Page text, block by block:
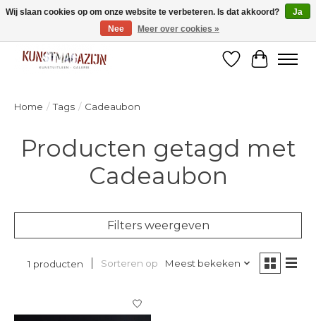
Welkom bij de designshop van Kunstmagazijn Nijmegen!
Verlanglijst
Home / Tags / Cadeaubon
Producten getagd met
Cadeaubon
Filters weergeven
1 producten Sorteren op Meest bekeken
Wij slaan cookies op om onze website te verbeteren. Is dat akkoord?
Ja
Nee
Meer over cookies »